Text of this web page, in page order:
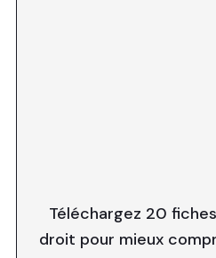
Téléchargez 20
droit pour mieux